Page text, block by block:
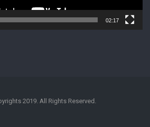
02:17
2019. All Rights Reserved.